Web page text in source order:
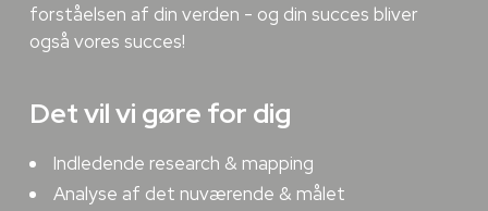
forståelsen af din verden - og din succes bliver
også vores succes!
Det vil vi gøre for dig
Indledende research & mapping
Analyse af det nuværende & målet